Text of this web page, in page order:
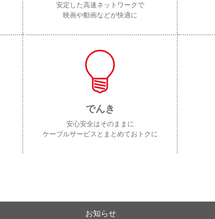
安定した高速ネットワークで
映画や動画などが快適に
でんき
安心安全はそのままに
ケーブルサービスとまとめておトクに
お知らせ